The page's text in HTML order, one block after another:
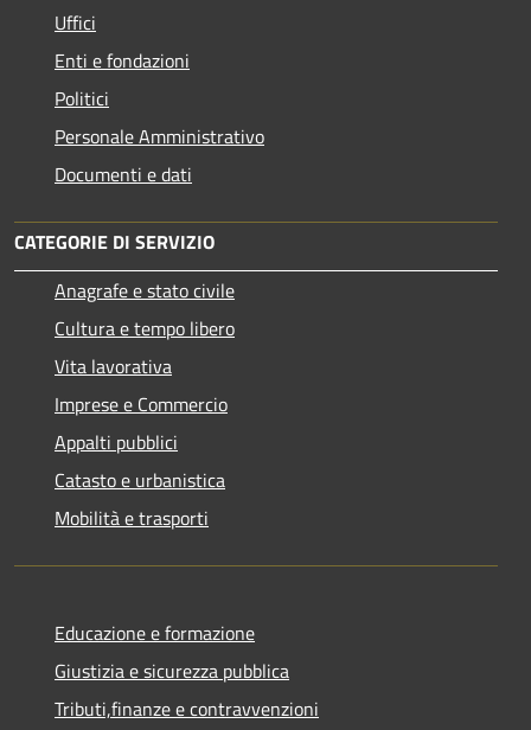
Uffici
Enti e fondazioni
Politici
Personale Amministrativo
Documenti e dati
CATEGORIE DI SERVIZIO
Anagrafe e stato civile
Cultura e tempo libero
Vita lavorativa
Imprese e Commercio
Appalti pubblici
Catasto e urbanistica
Mobilità e trasporti
Educazione e formazione
Giustizia e sicurezza pubblica
Tributi,finanze e contravvenzioni